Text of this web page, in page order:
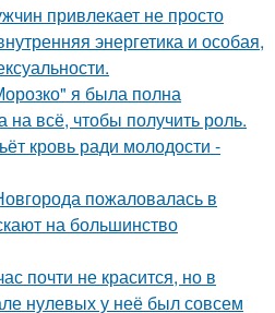
привлекает не просто
энергетика и особая,
я была полна
всё, чтобы получить роль.
кровь ради молодости -
пожаловалась в
на большинство
почти не красится, но в
нулевых у неё был совсем